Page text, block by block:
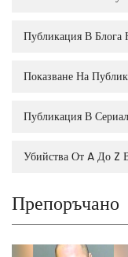
Публикация В
Показване На
Публикация В
Убийства От A До Z
Препоръчано